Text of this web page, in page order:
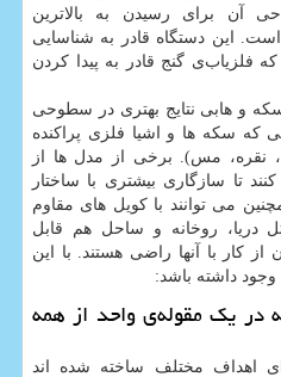
آن برای رسیدن به بالاترین
این دستگاه قادر به شناسایی
فلزیاب‌ی گنج قادر به پیدا کردن
و هابی نتایج بهتری در سطوحی
که سکه ها و اشیا فلزی پراکنده
نقره، مس). برخی از مدل ها از
تا سازگاری بیشتری با ساختار
می توانند با کویل های مقاوم
دریا، روخانه و ساحل هم قابل
از کار با آنها راضی هستند. با این
داشته باشد:
در یک مقوله‌ی واحد از همه
اهداف مختلف ساخته شده اند